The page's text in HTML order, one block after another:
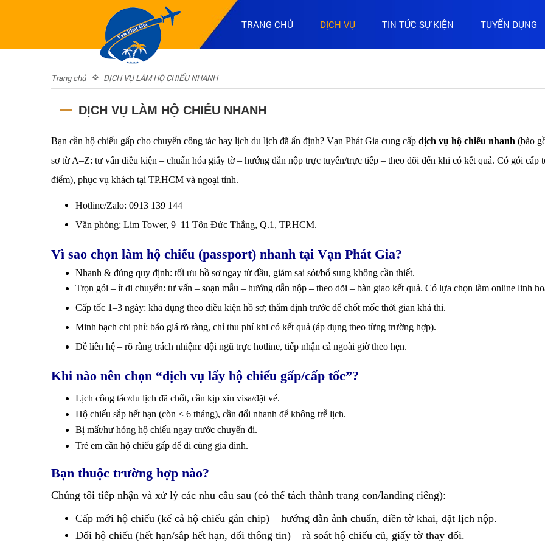
TRANG CHỦ DỊCH VỤ TIN TỨC SỰ KIỆN TUYỂN DỤNG
Trang chủ DỊCH VỤ LÀM HỘ CHIẾU NHANH
DỊCH VỤ LÀM HỘ CHIẾU NHANH
Bạn cần hộ chiếu gấp cho chuyến công tác hay lịch du lịch đã ấn định? Vạn Phát Gia cung cấp dịch vụ hộ chiếu nhanh (bào
sơ từ A–Z: tư vấn điều kiện – chuẩn hóa giấy tờ – hướng dẫn nộp trực tuyến/trực tiếp – theo dõi đến khi có kết quả. Có gói
điểm), phục vụ khách tại TP.HCM và ngoại tỉnh.
Hotline/Zalo: 0913 139 144
Văn phòng: Lim Tower, 9–11 Tôn Đức Thắng, Q.1, TP.HCM.
Vì sao chọn làm hộ chiếu (passport) nhanh tại Vạn Phát Gia?
Nhanh & đúng quy định: tối ưu hồ sơ ngay từ đầu, giảm sai sót/bổ sung không cần thiết.
Trọn gói – ít di chuyển: tư vấn – soạn mẫu – hướng dẫn nộp – theo dõi – bàn giao kết quả. Có lựa chọn làm online linh
Cấp tốc 1–3 ngày: khả dụng theo điều kiện hồ sơ; thẩm định trước để chốt mốc thời gian khả thi.
Minh bạch chi phí: báo giá rõ ràng, chỉ thu phí khi có kết quả (áp dụng theo từng trường hợp).
Dễ liên hệ – rõ ràng trách nhiệm: đội ngũ trực hotline, tiếp nhận cả ngoài giờ theo hẹn.
Khi nào nên chọn “dịch vụ lấy hộ chiếu gấp/cấp tốc”?
Lịch công tác/du lịch đã chốt, cần kịp xin visa/đặt vé.
Hộ chiếu sắp hết hạn (còn < 6 tháng), cần đổi nhanh để không trễ lịch.
Bị mất/hư hỏng hộ chiếu ngay trước chuyến đi.
Trẻ em cần hộ chiếu gấp để đi cùng gia đình.
Bạn thuộc trường hợp nào?
Chúng tôi tiếp nhận và xử lý các nhu cầu sau (có thể tách thành trang con/landing riêng):
Cấp mới hộ chiếu (kể cả hộ chiếu gắn chip) – hướng dẫn ảnh chuẩn, điền tờ khai, đặt lịch nộp.
Đổi hộ chiếu (hết hạn/sắp hết hạn, đổi thông tin) – rà soát hộ chiếu cũ, giấy tờ thay đổi.